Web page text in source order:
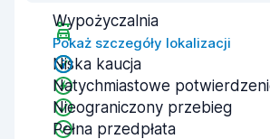
Wypożyczalnia
Pokaż szczegóły lokalizacji
Niska kaucja
Natychmiastowe
Nieograniczony przebieg
Pełna przedpłata